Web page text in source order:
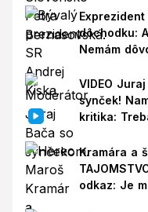
dôchodku:
Nemám
VIDEO
synček!
kritika:
Kramára a
odkaz: Je